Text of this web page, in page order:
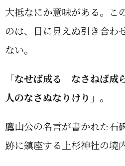
大抵なにか意味がある。こ
のは、目に見えぬ引き合わ
ない。
「なせば成る なさねば
人のなさぬなりけり」。
鷹山公の名言が書かれた石
跡に鎮座する上杉神社の境